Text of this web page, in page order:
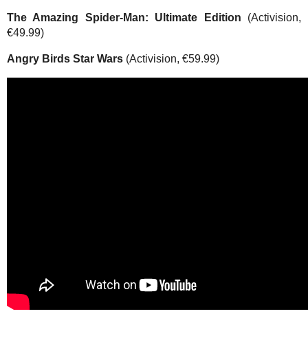
The Amazing Spider-Man: Ultimate Edition (Activision,
€49.99)
Angry Birds Star Wars (Activision, €59.99)